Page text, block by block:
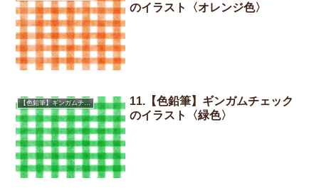
のイラスト〈オレンジ色〉
【色鉛筆】ギンガムチェック
11.【色鉛筆】ギンガムチェック
のイラスト〈緑色〉